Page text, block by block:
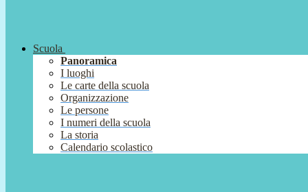
Scuola
Panoramica
I luoghi
Le carte della scuola
Organizzazione
Le persone
I numeri della scuola
La storia
Calendario scolastico